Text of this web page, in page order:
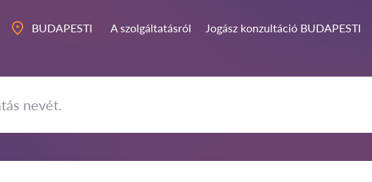
BUDAPESTI A szolgáltatásról Jogász konzultáció BUDAPESTI